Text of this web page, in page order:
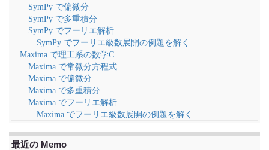
SymPy で偏微分
SymPy で多重積分
SymPy でフーリエ解析
SymPy でフーリエ級数展開の例題を解く
Maxima で理工系の数学C
Maxima で常微分方程式
Maxima で偏微分
Maxima で多重積分
Maxima でフーリエ解析
Maxima でフーリエ級数展開の例題を解く
最近の Memo